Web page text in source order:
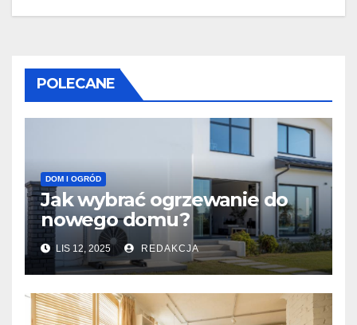
POLECANE
DOM I OGRÓD
Jak wybrać ogrzewanie do
nowego domu?
LIS 12, 2025 REDAKCJA